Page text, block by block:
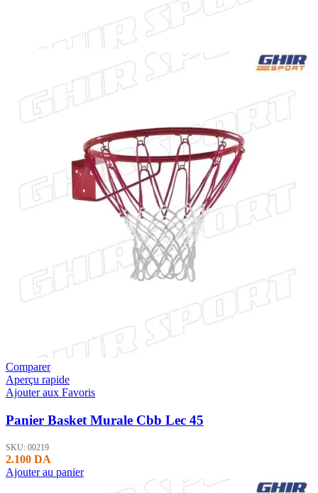
Comparer
Aperçu rapide
Ajouter aux Favoris
Panier Basket Murale Cbb Lec 45
SKU: 00219
2.100 DA
Ajouter au panier